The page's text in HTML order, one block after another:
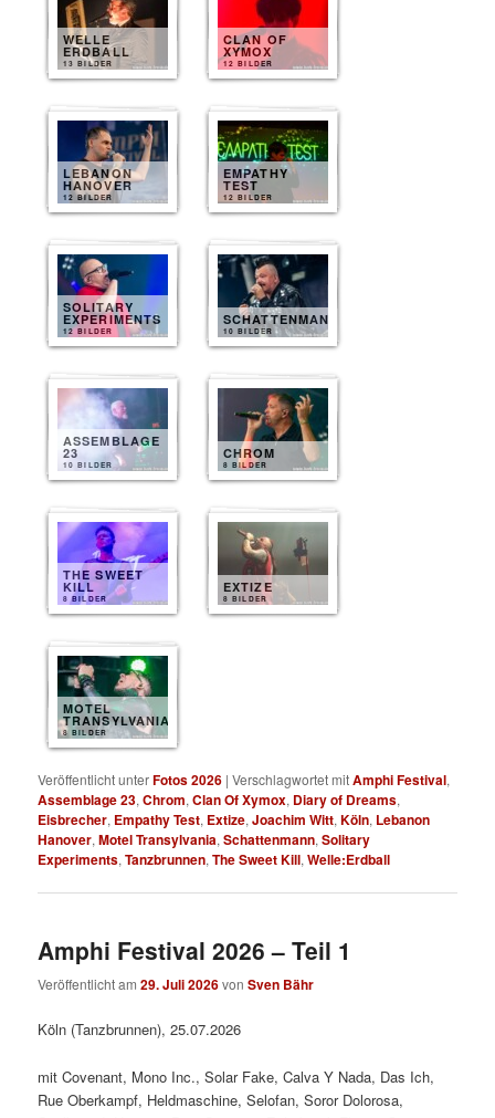
WELLE
ERDBALL
13 BILDER
CLAN OF
XYMOX
12 BILDER
LEBANON
HANOVER
12 BILDER
EMPATHY
TEST
12 BILDER
SOLITARY
EXPERIMENTS
12 BILDER
SCHATTENMANN
10 BILDER
ASSEMBLAGE
23
10 BILDER
CHROM
8 BILDER
THE SWEET
KILL
8 BILDER
EXTIZE
8 BILDER
MOTEL
TRANSYLVANIA
8 BILDER
Veröffentlicht unterFotos 2026 |Verschlagwortet mitAmphi Festival,
Assemblage 23,Chrom,Clan Of Xymox, Diary of Dreams,
Eisbrecher, Empathy Test, Extize,Joachim Witt,Köln, Lebanon
Hanover,Motel Transylvania,Schattenmann,Solitary
Experiments,Tanzbrunnen,The Sweet Kill,Welle:Erdball
Amphi Festival 2026 – Teil 1
Veröffentlicht am29. Juli 2026vonSven Bähr
Köln (Tanzbrunnen), 25.07.2026
mit Covenant, Mono Inc., Solar Fake, Calva Y Nada, Das Ich,
Rue Oberkampf, Heldmaschine, Selofan, Soror Dolorosa,